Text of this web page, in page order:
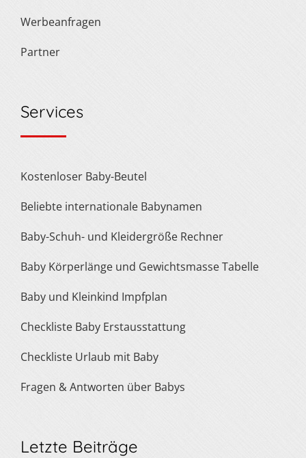
Werbeanfragen
Partner
Services
Kostenloser Baby-Beutel
Beliebte internationale Babynamen
Baby-Schuh- und Kleidergröße Rechner
Baby Körperlänge und Gewichtsmasse Tabelle
Baby und Kleinkind Impfplan
Checkliste Baby Erstausstattung
Checkliste Urlaub mit Baby
Fragen & Antworten über Babys
Letzte Beiträge